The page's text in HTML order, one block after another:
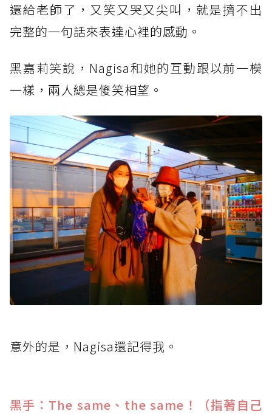
還給老師了，又笑又哭又尖叫，就是擠不出
完整的一句話來表達心裡的感動。
黑嘉莉笑說，Nagisa和她的互動跟以前一模
一樣，兩人總是傻笑相望。
意外的是，Nagisa還記得我。
黑手：The same、the same！（指著自己